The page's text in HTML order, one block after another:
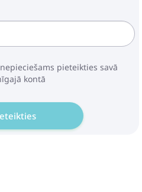
pieteikties savā
kontā